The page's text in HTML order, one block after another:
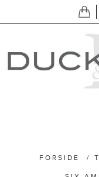
FORSIDE /